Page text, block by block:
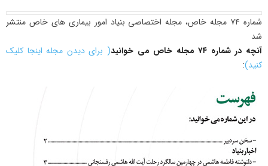
شماره ۷۴ مجله خاص، مجله اختصاصی بنیاد امور بیماری های خاص منتشر
شد
آنچه در شماره ۷۴ مجله خاص می خوانید
( برای دیدن مجله اینجا کلیک
کنید):